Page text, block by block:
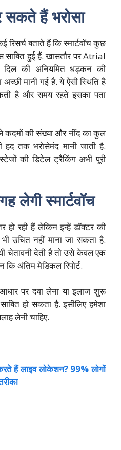
सकते हैं भरोसा
बताते हैं कि स्मार्टवॉच कुछ
साबित हुई हैं. खासतौर पर Atrial
की अनियमित धड़कन की
मानी गई है. ये ऐसी स्थिति है
है और समय रहते इसका पता
कदमों की संख्या और नींद का कुल
हद तक भरोसेमंद मानी जाती है.
की डिटेल ट्रैकिंग अभी पूरी
लेगी स्मार्टवॉच
हो रही हैं लेकिन इन्हें डॉक्टर की
उचित नहीं माना जा सकता है.
चेतावनी देती है तो उसे केवल एक
अंतिम मेडिकल रिपोर्ट.
पर दवा लेना या इलाज शुरू
हो सकता है. इसीलिए हमेशा
लेनी चाहिए.
हैं लाइव लोकेशन? 99% लोगों